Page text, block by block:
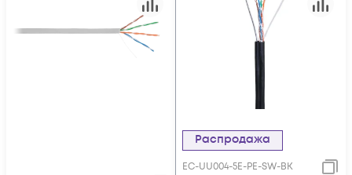
Распродажа
EC-UU004-5E-PE-SW-BK